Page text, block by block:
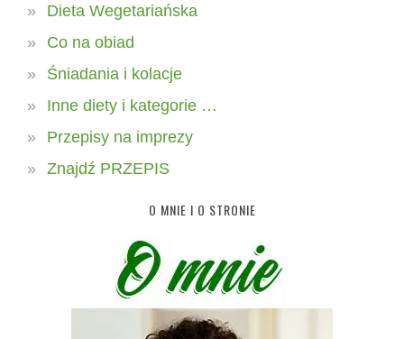
Dieta Wegetariańska
Co na obiad
Śniadania i kolacje
Inne diety i kategorie …
Przepisy na imprezy
Znajdź PRZEPIS
O MNIE I O STRONIE